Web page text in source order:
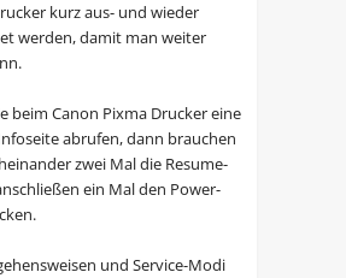
kurz aus- und wieder
werden, damit man weiter
beim Canon Pixma Drucker eine
abrufen, dann brauchen
zwei Mal die Resume-
ein Mal den Power-
und Service-Modi